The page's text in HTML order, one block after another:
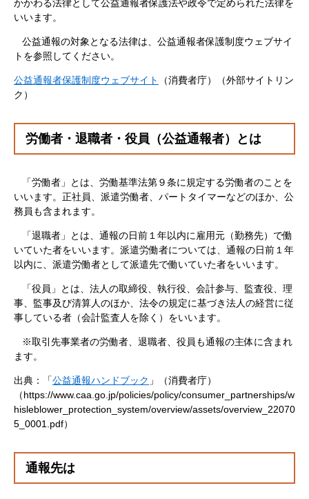
かかわる法律として公益通報者保護法や政令で定められた法律を
いいます。
公益通報の対象となる法律は、公益通報者保護制度ウェブサイ
トを参照してください。
公益通報者保護制度ウェブサイト
（消費者庁）（外部サイトリン
ク）
労働者・退職者・役員（公益通報者）とは
「労働者」とは、労働基準法第９条に規定する労働者のことを
いいます。正社員、派遣労働者、パートタイマーなどのほか、公
務員も含まれます。
「退職者」とは、通報の日前１年以内に雇用元（勤務先）で働
いていた者をいいます。派遣労働者については、通報の日前１年
以内に、派遣労働者として派遣先で働いていた者をいいます。
「役員」とは、法人の取締役、執行役、会計参与、監査役、理
事、監事及び清算人のほか、法令の規定に基づき法人の経営に従
事している者（会計監査人を除く）をいいます。
※取引先事業者の労働者、退職者、役員も通報の主体に含まれ
ます。
出典：「公益通報ハンドブック 」（消費者庁）
（https://www.caa.go.jp/policies/policy/consumer_partnerships/w
hisleblower_protection_system/overview/assets/overview_22070
5_0001.pdf）
通報先は